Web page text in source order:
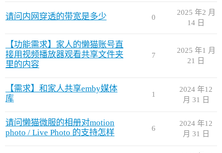
请问内网穿透的带宽是多少 0
2025 年2 月
14 日
【功能需求】家人的懒猫账号直
接用视频播放器观看共享文件夹
里的内容
7
2025 年1 月
21 日
【需求】和家人共享emby媒体
库
1
2024 年12
月 31 日
请问懒猫微服的相册对motion
photo / Live Photo 的支持怎样
6
2024 年12
月 31 日